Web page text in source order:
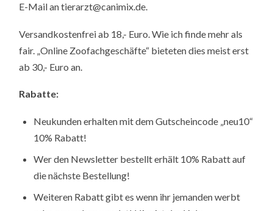
E-Mail an tierarzt@canimix.de.
Versandkostenfrei ab 18,- Euro. Wie ich finde mehr als
fair. „Online Zoofachgeschäfte“ bieteten dies meist erst
ab 30,- Euro an.
Rabatte:
Neukunden erhalten mit dem Gutscheincode „neu10“
10% Rabatt!
Wer den Newsletter bestellt erhält 10% Rabatt auf
die nächste Bestellung!
Weiteren Rabatt gibt es wenn ihr jemanden werbt